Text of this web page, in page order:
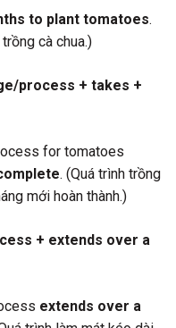
to plant tomatoes.
cà chua.)
process + takes +
for tomatoes
. (Quá trình trồng
mới hoàn thành.)
+ extends over a
extends over a